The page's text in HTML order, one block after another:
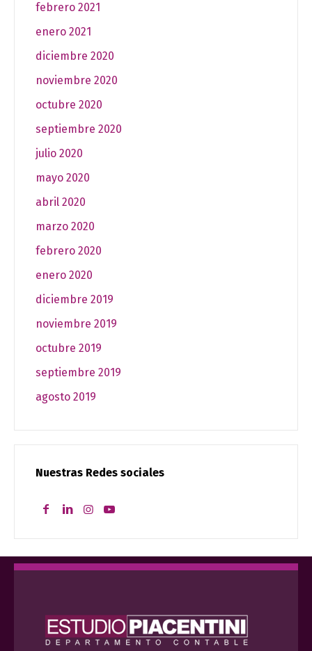
febrero 2021
enero 2021
diciembre 2020
noviembre 2020
octubre 2020
septiembre 2020
julio 2020
mayo 2020
abril 2020
marzo 2020
febrero 2020
enero 2020
diciembre 2019
noviembre 2019
octubre 2019
septiembre 2019
agosto 2019
Nuestras Redes sociales